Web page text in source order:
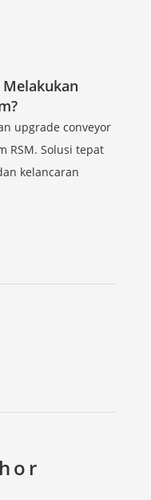
upgrade conveyor
RSM. Solusi tepat
kelancaran